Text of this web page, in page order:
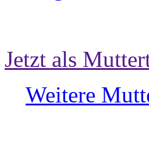
Jetzt als
Weitere